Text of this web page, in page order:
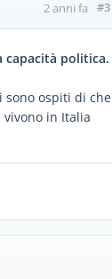
2 anni fa #3
capacità politica.
sono ospiti di che
in Italia